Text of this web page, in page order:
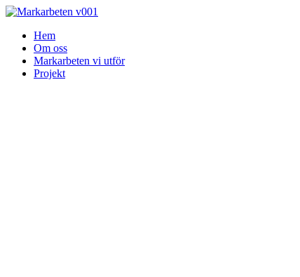
Skip
contentHem
Om oss
Markarbeten vi utför
Projekt